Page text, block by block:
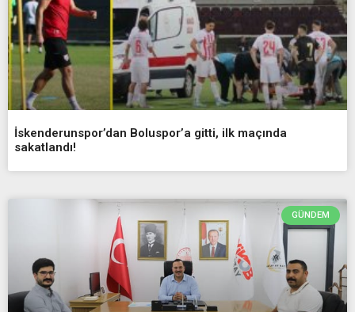
İskenderunspor’dan Boluspor’a gitti, ilk maçında
sakatlandı!
GÜNDEM